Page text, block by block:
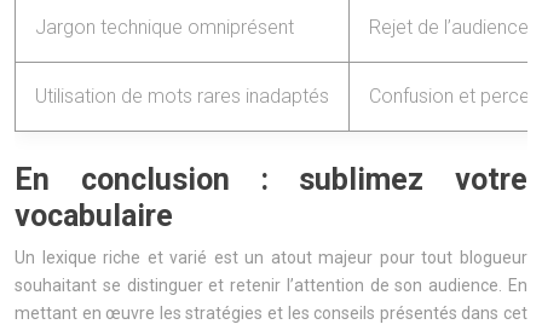
Jargon technique omniprésent Rejet de l’audience
Utilisation de mots rares inadaptés Confusion et
En conclusion : sublimez votre
vocabulaire
Un lexique riche et varié est un atout majeur pour tout blogueur
souhaitant se distinguer et retenir l’attention de son audience. En
mettant en œuvre les stratégies et les conseils présentés dans cet